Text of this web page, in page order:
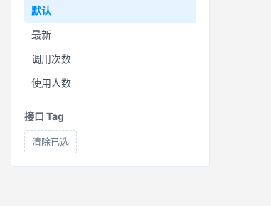
默认
最新
调用次数
使用人数
接口 Tag
清除已选